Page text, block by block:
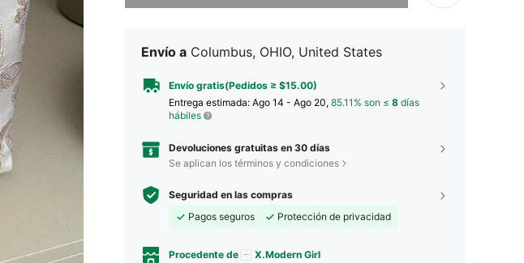
Envío a Columbus, OHIO, United States
Envío gratis(Pedidos ≥ $15.00)
Entrega estimada: Ago 14 - Ago 20, 85.11% son ≤ 8 días
hábiles
Devoluciones gratuitas en 30 días
Se aplican los términos y condiciones
Seguridad en las compras
Pagos seguros
Protección de privacidad
Procedente de X.Modern Girl